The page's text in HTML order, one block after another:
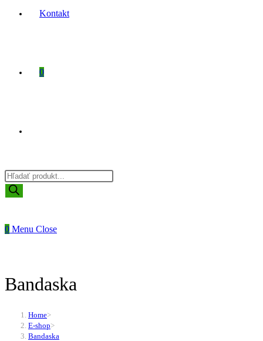
Kontakt
0
Products
search
0 Menu Close
Bandaska
Home>
E-shop>
Bandaska